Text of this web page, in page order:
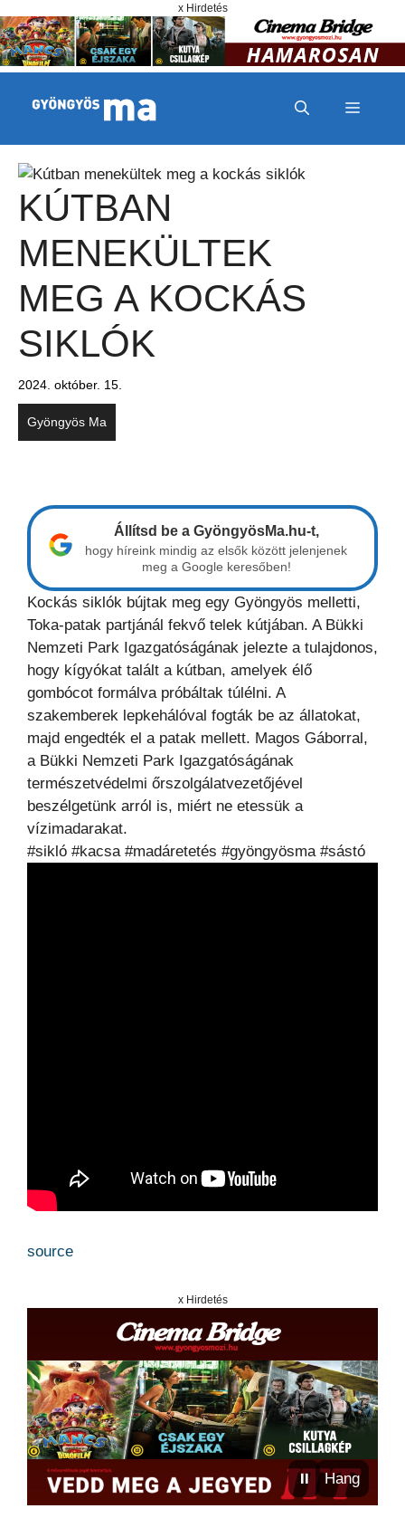
x Hirdetés
MENÜ
KÚTBAN
MENEKÜLTEK
MEG A KOCKÁS
SIKLÓK
2024. október. 15.
Gyöngyös Ma
Állítsd be a GyöngyösMa.hu-t,
hogy híreink mindig az elsők között jelenjenek
meg a Google keresőben!
Kockás siklók bújtak meg egy Gyöngyös melletti,
Toka-patak partjánál fekvő telek kútjában. A Bükki
Nemzeti Park Igazgatóságának jelezte a tulajdonos,
hogy kígyókat talált a kútban, amelyek élő
gombócot formálva próbáltak túlélni. A
szakemberek lepkehálóval fogták be az állatokat,
majd engedték el a patak mellett. Magos Gáborral,
a Bükki Nemzeti Park Igazgatóságának
természetvédelmi őrszolgálatvezetőjével
beszélgetünk arról is, miért ne etessük a
vízimadarakat.
#sikló #kacsa #madáretetés #gyöngyösma #sástó
source
x Hirdetés
⏸ Hang